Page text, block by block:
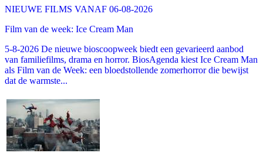
NIEUWE FILMS VANAF 06-08-2026
Film van de week: Ice Cream Man
5-8-2026 De nieuwe bioscoopweek biedt een gevarieerd aanbod
van familiefilms, drama en horror. BiosAgenda kiest Ice Cream Man
als Film van de Week: een bloedstollende zomerhorror die bewijst
dat de warmste...